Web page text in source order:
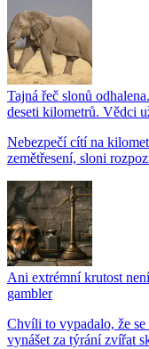
Tajná řeč slonů
deseti kilometrů. Vědci
Nebezpečí cítí na
zemětřesení, sloni
Ani extrémní krutost
gambler
Chvíli to vypadalo, že se
vynášet za týrání zvířat